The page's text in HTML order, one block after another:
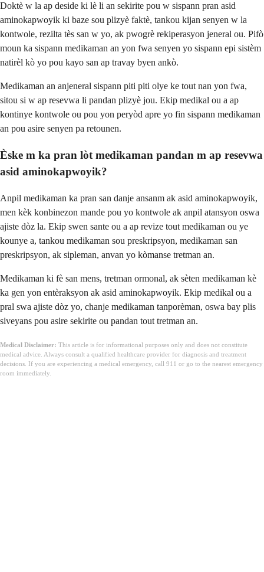
Doktè w la ap deside ki lè li an sekirite pou w sispann pran asid
aminokapwoyik ki baze sou plizyè faktè, tankou kijan senyen w la
kontwole, rezilta tès san w yo, ak pwogrè rekiperasyon jeneral ou. Pifò
moun ka sispann medikaman an yon fwa senyen yo sispann epi sistèm
natirèl kò yo pou kayo san ap travay byen ankò.
Medikaman an anjeneral sispann piti piti olye ke tout nan yon fwa,
sitou si w ap resevwa li pandan plizyè jou. Ekip medikal ou a ap
kontinye kontwole ou pou yon peryòd apre yo fin sispann medikaman
an pou asire senyen pa retounen.
Èske m ka pran lòt medikaman pandan m ap resevwa
asid aminokapwoyik?
Anpil medikaman ka pran san danje ansanm ak asid aminokapwoyik,
men kèk konbinezon mande pou yo kontwole ak anpil atansyon oswa
ajiste dòz la. Ekip swen sante ou a ap revize tout medikaman ou ye
kounye a, tankou medikaman sou preskripsyon, medikaman san
preskripsyon, ak sipleman, anvan yo kòmanse tretman an.
Medikaman ki fè san mens, tretman ormonal, ak sèten medikaman kè
ka gen yon entèraksyon ak asid aminokapwoyik. Ekip medikal ou a
pral swa ajiste dòz yo, chanje medikaman tanporèman, oswa bay plis
siveyans pou asire sekirite ou pandan tout tretman an.
Medical Disclaimer: This article is for informational purposes only and does not constitute
medical advice. Always consult a qualified healthcare provider for diagnosis and treatment
decisions. If you are experiencing a medical emergency, call 911 or go to the nearest emergency
room immediately.